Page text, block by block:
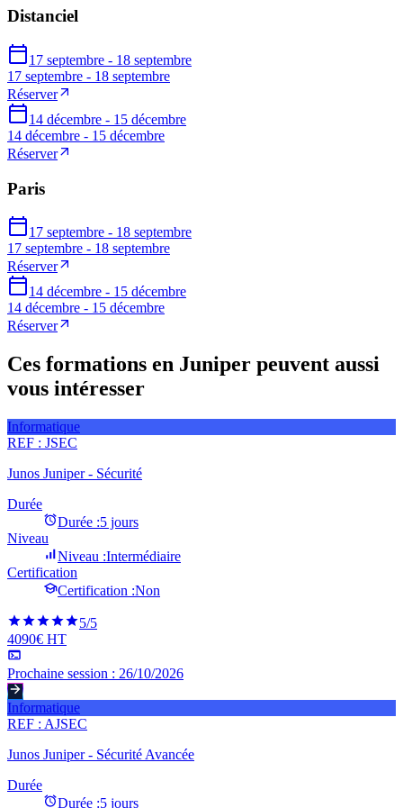
Distanciel
17 septembre - 18 septembre
17 septembre - 18 septembre
Réserver
14 décembre - 15 décembre
14 décembre - 15 décembre
Réserver
Paris
17 septembre - 18 septembre
17 septembre - 18 septembre
Réserver
14 décembre - 15 décembre
14 décembre - 15 décembre
Réserver
Ces formations en Juniper peuvent aussi
vous intéresser
Informatique
REF : JSEC
Junos Juniper - Sécurité
Durée
Durée :5 jours
Niveau
Niveau :Intermédiaire
Certification
Certification :Non
5/5
4090€ HT
Prochaine session : 26/10/2026
Informatique
REF : AJSEC
Junos Juniper - Sécurité Avancée
Durée
Durée :5 jours